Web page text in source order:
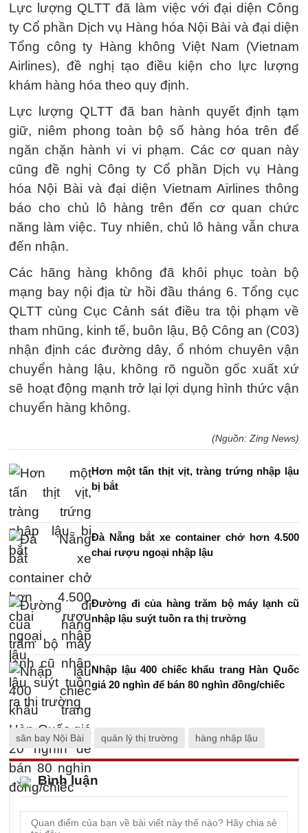
Lực lượng QLTT đã làm việc với đại diện Công
ty Cổ phần Dịch vụ Hàng hóa Nội Bài và đại diện
Tổng công ty Hàng không Việt Nam (Vietnam
Airlines), đề nghị tạo điều kiện cho lực lượng
khám hàng hóa theo quy định.
Lực lượng QLTT đã ban hành quyết định tạm
giữ, niêm phong toàn bộ số hàng hóa trên để
ngăn chặn hành vi vi phạm. Các cơ quan này
cũng đề nghị Công ty Cổ phần Dịch vụ Hàng
hóa Nội Bài và đại diện Vietnam Airlines thông
báo cho chủ lô hàng trên đến cơ quan chức
năng làm việc. Tuy nhiên, chủ lô hàng vẫn chưa
đến nhận.
Các hãng hàng không đã khôi phục toàn bộ
mạng bay nội địa từ hồi đầu tháng 6. Tổng cục
QLTT cùng Cục Cảnh sát điều tra tội phạm về
tham nhũng, kinh tế, buôn lậu, Bộ Công an (C03)
nhận định các đường dây, ổ nhóm chuyên vận
chuyển hàng lậu, không rõ nguồn gốc xuất xứ
sẽ hoạt động mạnh trở lại lợi dụng hình thức vận
chuyển hàng không.
(Nguồn: Zing News)
Hơn một tấn thịt vịt, tràng trứng nhập lậu
bị bắt
Đà Nẵng bắt xe container chở hơn 4.500
chai rượu ngoại nhập lậu
Đường đi của hàng trăm bộ máy lạnh cũ
nhập lậu suýt tuồn ra thị trường
Nhập lậu 400 chiếc khẩu trang Hàn Quốc
giá 20 nghìn để bán 80 nghìn đồng/chiếc
sân bay Nội Bài quản lý thị trường hàng nhập lậu
Bình luận